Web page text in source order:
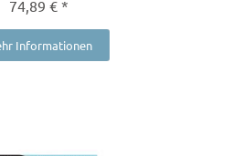
74,89 € *
Informationen